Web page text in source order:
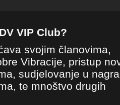
VIP Club?
svojim članovima,
Vibracije, pristup
sudjelovanje u
te mnoštvo drugih